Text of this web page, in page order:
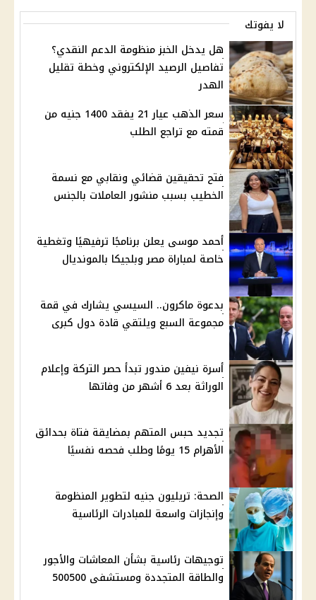
لا يفوتك
هل يدخل الخبز منظومة الدعم النقدي؟
تفاصيل الرصيد الإلكتروني وخطة تقليل
الهدر
سعر الذهب عيار 21 يفقد 1400 جنيه من
قمته مع تراجع الطلب
فتح تحقيقين قضائي ونقابي مع نسمة
الخطيب بسبب منشور العاملات بالجنس
أحمد موسى يعلن برنامجًا ترفيهيًا وتغطية
خاصة لمباراة مصر وبلجيكا بالمونديال
بدعوة ماكرون.. السيسي يشارك في قمة
مجموعة السبع ويلتقي قادة دول كبرى
أسرة نيفين مندور تبدأ حصر التركة وإعلام
الوراثة بعد 6 أشهر من وفاتها
تجديد حبس المتهم بمضايقة فتاة بحدائق
الأهرام 15 يومًا وطلب فحصه نفسيًا
الصحة: تريليون جنيه لتطوير المنظومة
وإنجازات واسعة للمبادرات الرئاسية
توجيهات رئاسية بشأن المعاشات والأجور
والطاقة المتجددة ومستشفى 500500